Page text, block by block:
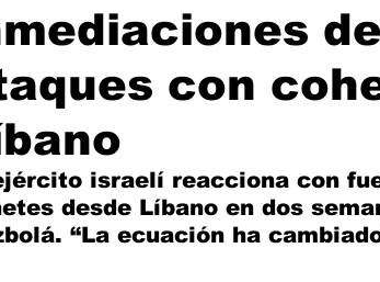
con
israelí reacciona con
desde Líbano en dos
“La ecuación ha